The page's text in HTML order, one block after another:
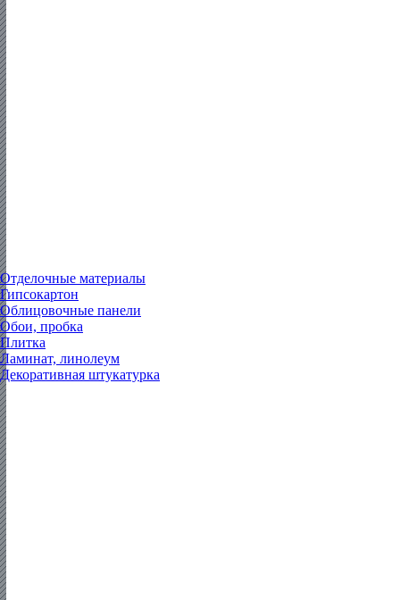
Отделочные материалы
Гипсокартон
Облицовочные панели
Обои, пробка
Плитка
Ламинат, линолеум
Декоративная штукатурка